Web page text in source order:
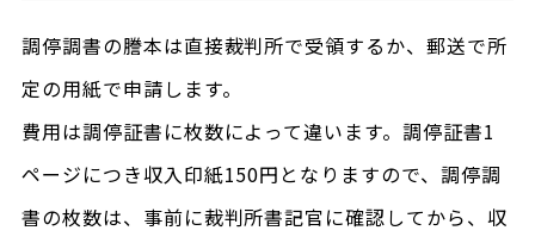
調停調書の謄本は直接裁判所で受領するか、郵送で所
定の用紙で申請します。
費用は調停証書に枚数によって違います。調停証書1
ページにつき収入印紙150円となりますので、調停調
書の枚数は、事前に裁判所書記官に確認してから、収